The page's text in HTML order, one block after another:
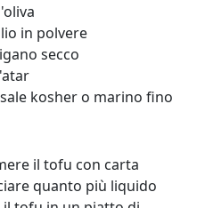
in polvere
secco
kosher o marino fino
il tofu con carta
quanto più liquido